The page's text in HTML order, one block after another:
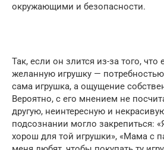
окружающими и безопасности.
Так, если он злится из-за того, что
желанную игрушку —
сама игрушка, а ощущение
Вероятно, с его мнением не
другую, неинтересную и
подсознании могло закрепиться:
хорош для той игрушки», «Мама с